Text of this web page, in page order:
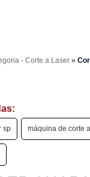
- Corte a Laser»
sp máquina de corte